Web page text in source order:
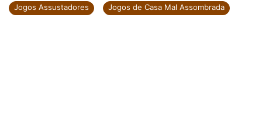
Jogos Assustadores Jogos de Casa Mal Assombrada